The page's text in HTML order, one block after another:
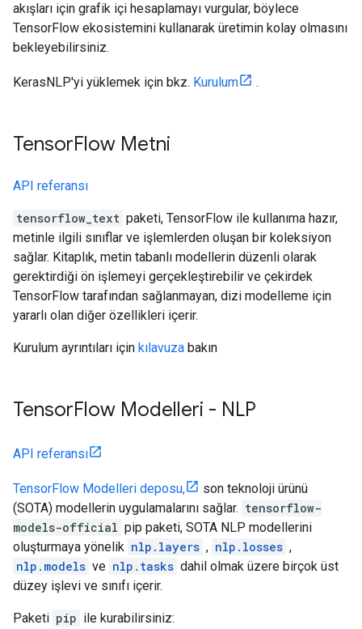
akışları için grafik içi hesaplamayı vurgular, böylece
TensorFlow ekosistemini kullanarak üretimin kolay olmasını
bekleyebilirsiniz.
KerasNLP'yi yüklemek için bkz. Kurulum .
TensorFlow Metni
API referansı
tensorflow_text paketi, TensorFlow ile kullanıma hazır,
metinle ilgili sınıflar ve işlemlerden oluşan bir koleksiyon
sağlar. Kitaplık, metin tabanlı modellerin düzenli olarak
gerektirdiği ön işlemeyi gerçekleştirebilir ve çekirdek
TensorFlow tarafından sağlanmayan, dizi modelleme için
yararlı olan diğer özellikleri içerir.
Kurulum ayrıntıları için kılavuza bakın
TensorFlow Modelleri - NLP
API referansı
TensorFlow Modelleri deposu,
son teknoloji ürünü
(SOTA) modellerin uygulamalarını sağlar. tensorflow-
models-official pip paketi, SOTA NLP modellerini
oluşturmaya yönelik nlp.layers , nlp.losses ,
nlp.models ve nlp.tasks dahil olmak üzere birçok üst
düzey işlevi ve sınıfı içerir.
Paketi pip ile kurabilirsiniz: